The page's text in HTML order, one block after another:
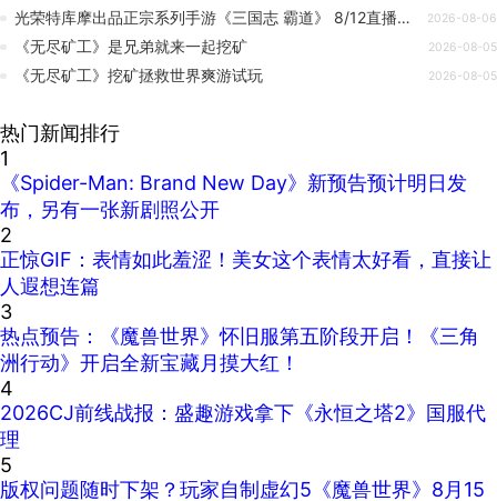
光荣特库摩出品正宗系列手游《三国志 霸道》 8/12直播消息预告 宣布最新强档内容 2026-08-06
《无尽矿工》是兄弟就来一起挖矿 2026-08-05
《无尽矿工》挖矿拯救世界爽游试玩 2026-08-05
热门新闻排行
1
《Spider-Man: Brand New Day》新预告预计明日发
布，另有一张新剧照公开
2
正惊GIF：表情如此羞涩！美女这个表情太好看，直接让
人遐想连篇
3
热点预告：《魔兽世界》怀旧服第五阶段开启！《三角
洲行动》开启全新宝藏月摸大红！
4
2026CJ前线战报：盛趣游戏拿下《永恒之塔2》国服代
理
5
版权问题随时下架？玩家自制虚幻5《魔兽世界》8月15